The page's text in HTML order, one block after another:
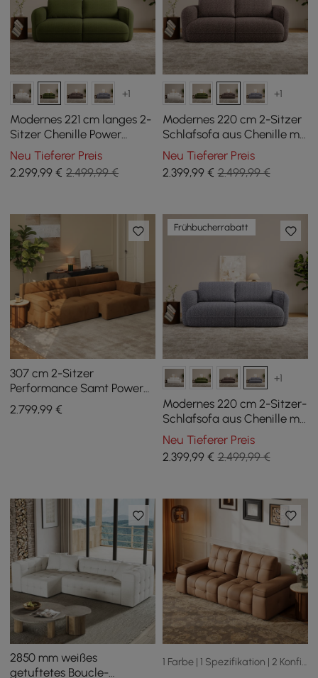
+1
Modernes 221 cm langes 2-
Sitzer Chenille Power
Schlafsofa mit
Fernbedienung
Neu Tieferer Preis
2.299,99 € 2.499,99 €
+1
Modernes 220 cm 2-Sitzer
Schlafsofa aus Chenille mit
elektrischer Funktion und
Fernbedienung
Neu Tieferer Preis
2.399,99€ 2.499,99 €
307 cm 2-Sitzer
Performance Samt Power
Schlafsofa
2.799,99 €
Frühbucherrabatt
+1
Modernes 220 cm 2-Sitzer-
Schlafsofa aus Chenille mit
elektrischer
Verstellfunktion und
Fernbedienung
Neu Tieferer Preis
2.399,99€ 2.499,99 €
2850 mm weißes
getuftetes Boucle-
1 Farbe | 1 Spezifikation | 2 Konfiguration